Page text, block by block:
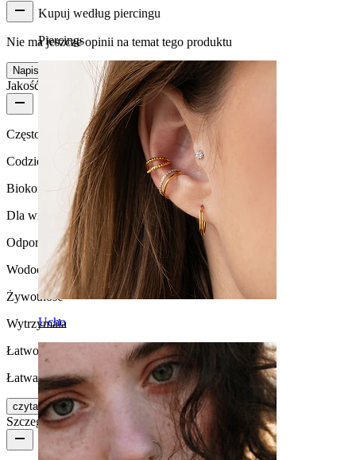
Kupuj według piercingu
Piercings
Ucho
Nie ma jeszcze opinii na temat tego produktu
Napisz opinię
Jakość produktu
Częstotliwość użytkowania
Codzienne użytkowanie
Biokompatybilność
Dla większości rodzajów skóry
Odporność na działanie wody
Wodoodporna
Żywotność
Wytrzymała
Łatwość użytkowania
Łatwa w obsłudze
czytaj więcej
Szczegóły produktu